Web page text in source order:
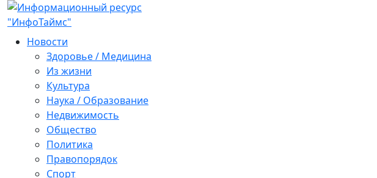
Новости
Здоровье / Медицина
Из жизни
Культура
Наука / Образование
Недвижимость
Общество
Политика
Правопорядок
Спорт